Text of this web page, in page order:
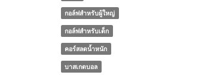
กอล์ฟสำหรับผู้ใหญ่
กอล์ฟสำหรับเด็ก
คอร์สลดน้ำหนัก
บาสเกตบอล